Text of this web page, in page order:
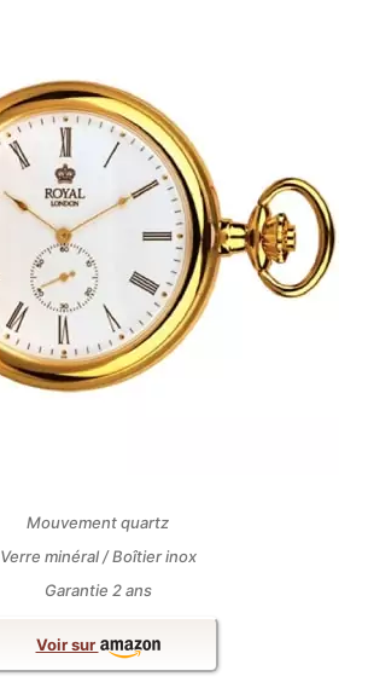
Mouvement quartz
Verre minéral / Boîtier inox
Garantie 2 ans
Voir sur